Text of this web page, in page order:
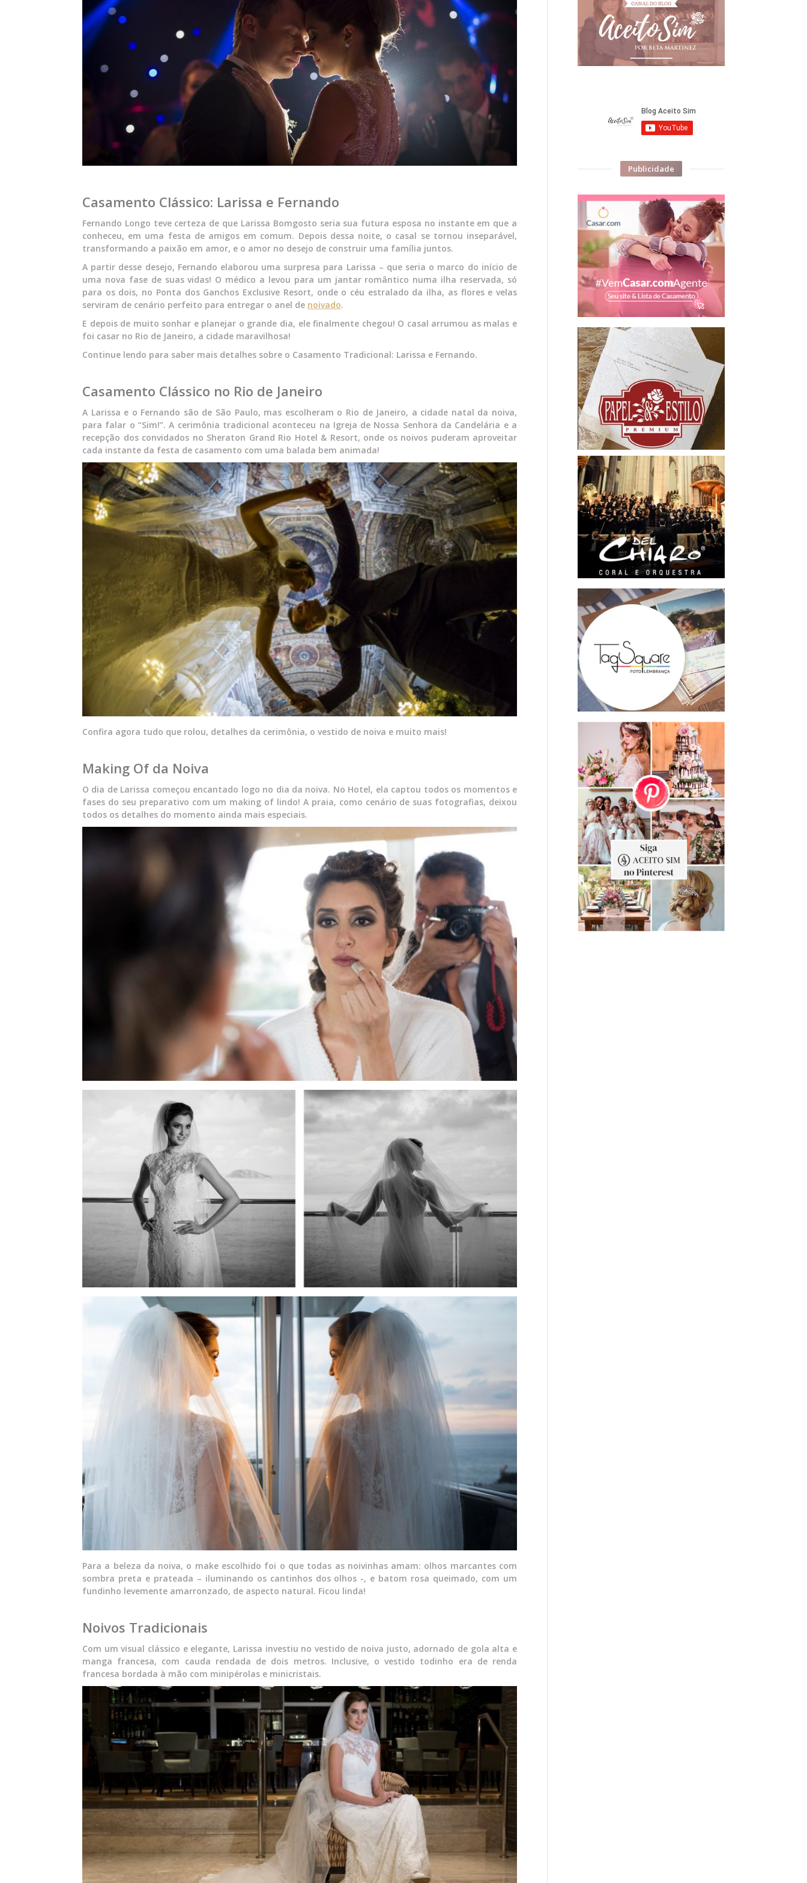
Casamento Clássico: Larissa e Fernando
Fernando Longo teve certeza de que Larissa Bomgosto seria sua futura esposa no instante em que a
conheceu, em uma festa de amigos em comum. Depois dessa noite, o casal se tornou inseparável,
transformando a paixão em amor, e o amor no desejo de construir uma família juntos.
A partir desse desejo, Fernando elaborou uma surpresa para Larissa – que seria o marco do início de
uma nova fase de suas vidas! O médico a levou para um jantar romântico numa ilha reservada, só
para os dois, no Ponta dos Ganchos Exclusive Resort, onde o céu estralado da ilha, as flores e velas
serviram de cenário perfeito para entregar o anel de noivado.
E depois de muito sonhar e planejar o grande dia, ele finalmente chegou! O casal arrumou as malas e
foi casar no Rio de Janeiro, a cidade maravilhosa!
Continue lendo para saber mais detalhes sobre o Casamento Tradicional: Larissa e Fernando.
Casamento Clássico no Rio de Janeiro
A Larissa e o Fernando são de São Paulo, mas escolheram o Rio de Janeiro, a cidade natal da noiva,
para falar o “Sim!”. A cerimônia tradicional aconteceu na Igreja de Nossa Senhora da Candelária e a
recepção dos convidados no Sheraton Grand Rio Hotel & Resort, onde os noivos puderam aproveitar
cada instante da festa de casamento com uma balada bem animada!
Confira agora tudo que rolou, detalhes da cerimônia, o vestido de noiva e muito mais!
Making Of da Noiva
O dia de Larissa começou encantado logo no dia da noiva. No Hotel, ela captou todos os momentos e
fases do seu preparativo com um making of lindo! A praia, como cenário de suas fotografias, deixou
todos os detalhes do momento ainda mais especiais.
Para a beleza da noiva, o make escolhido foi o que todas as noivinhas amam: olhos marcantes com
sombra preta e prateada – iluminando os cantinhos dos olhos -, e batom rosa queimado, com um
fundinho levemente amarronzado, de aspecto natural. Ficou linda!
Noivos Tradicionais
Com um visual clássico e elegante, Larissa investiu no vestido de noiva justo, adornado de gola alta e
manga francesa, com cauda rendada de dois metros. Inclusive, o vestido todinho era de renda
francesa bordada à mão com minipérolas e minicristais.
Publicidade